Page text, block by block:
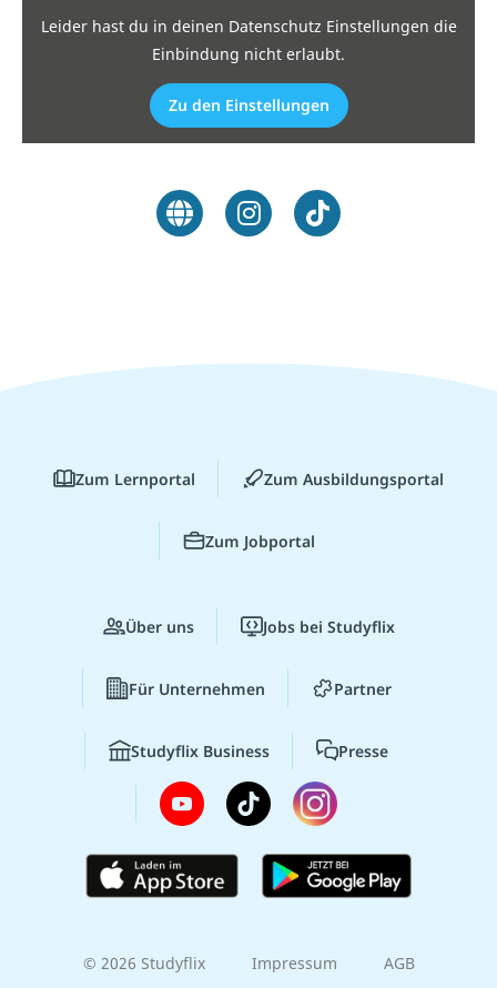
Leider hast du in deinen Datenschutz Einstellungen die
Einbindung nicht erlaubt.
Zu den Einstellungen
Zum Lernportal Zum Ausbildungsportal
Zum Jobportal
Über uns Jobs bei Studyflix
Für Unternehmen Partner
Studyflix Business Presse
© 2026 Studyflix Impressum AGB